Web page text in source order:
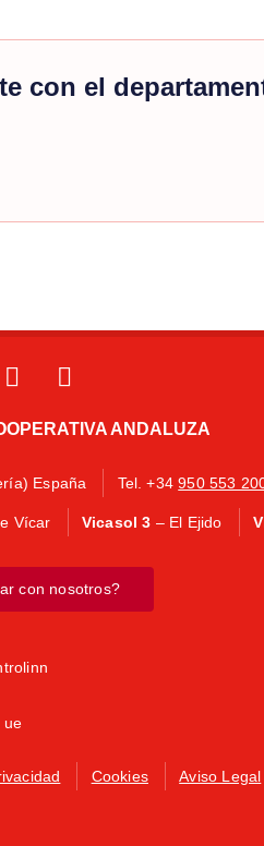
con el
ANDALUZA
España Tel. +34950 553
Vícar Vicasol 3 – El Ejido
con nosotros?
Cookies Aviso Legal